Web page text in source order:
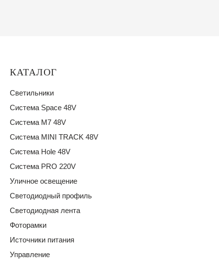
КАТАЛОГ
Светильники
Система Space 48V
Система M7 48V
Система MINI TRACK 48V
Система Hole 48V
Система PRO 220V
Уличное освещение
Светодиодный профиль
Светодиодная лента
Фоторамки
Источники питания
Управление